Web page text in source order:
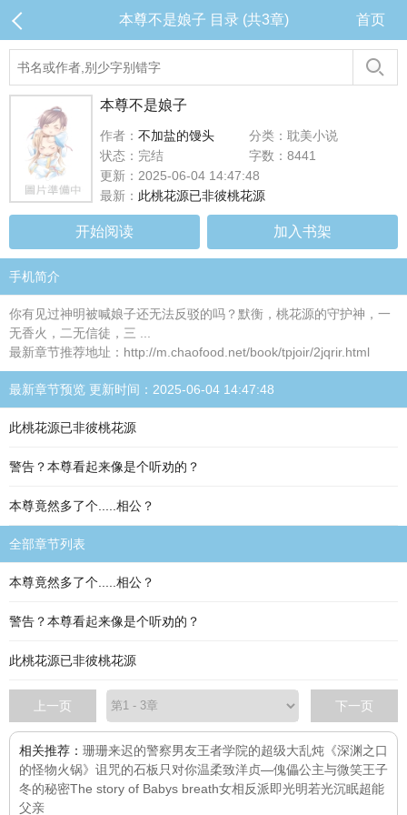
本尊不是娘子 目录 (共3章) 首页
本尊不是娘子
作者： 不加盐的馒头
分类：耽美小说
状态：完结
字数：8441
更新：2025-06-04 14:47:48
最新： 此桃花源已非彼桃花源
开始阅读 加入书架
手机简介
你有见过神明被喊娘子还无法反驳的吗？默衡，桃花源的守护神，一
无香火，二无信徒，三 ...
最新章节推荐地址：http://m.chaofood.net/book/tpjoir/2jqrir.html
最新章节预览 更新时间：2025-06-04 14:47:48
此桃花源已非彼桃花源
警告？本尊看起来像是个听劝的？
本尊竟然多了个.....相公？
全部章节列表
本尊竟然多了个.....相公？
警告？本尊看起来像是个听劝的？
此桃花源已非彼桃花源
上一页 下一页
相关推荐： 珊珊来迟的警察男友王者学院的超级大乱炖 《深渊之口
的怪物火锅》 诅咒的石板 只对你温柔致洋贞—傀儡公主与微笑王子
冬的秘密The story of Babys breath女相反派即光明若光沉眠超能
父亲